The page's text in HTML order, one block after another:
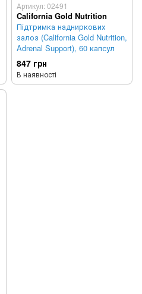
Артикул: 02491
California Gold Nutrition
Підтримка надниркових
залоз (California Gold Nutrition,
Adrenal Support), 60 капсул
847 грн
В наявності